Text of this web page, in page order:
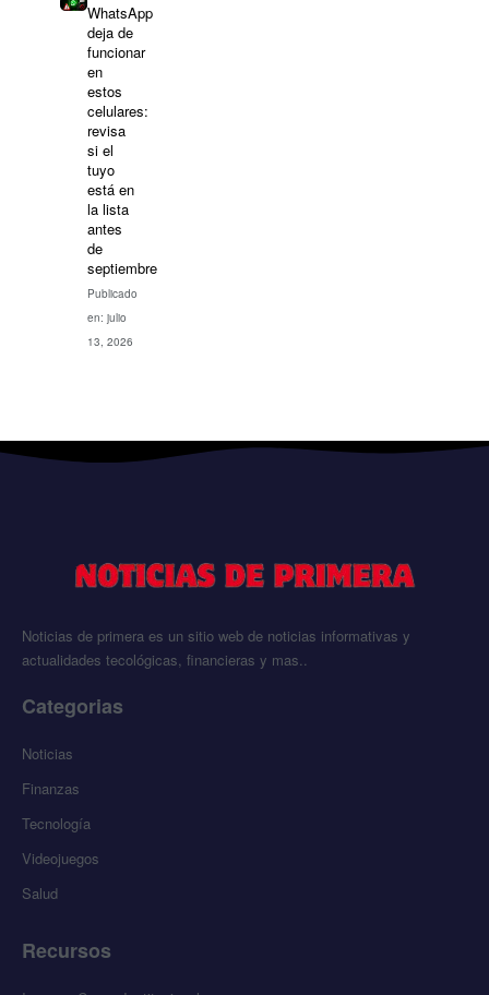
WhatsApp
deja de
funcionar
en
estos
celulares:
revisa
si el
tuyo
está en
la lista
antes
de
septiembre
Publicado
en: julio
13, 2026
Noticias de primera es un sitio web de noticias informativas y
actualidades tecológicas, financieras y mas..
Categorias
Noticias
Finanzas
Tecnología
Videojuegos
Salud
Recursos